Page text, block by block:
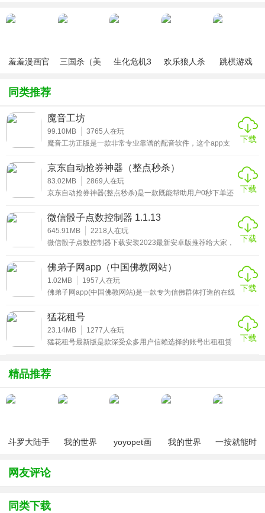
没有任何限制;
阅读全文或是离线下载;
度以及颜色背景等参数。
总结点评
这是一款既可以当做佛经播放器也可以作为文库使用的平
明白，有大师为您做深度讲解，方便理解。有需要的朋友欢
迎来佛弟子视频播放器手机版下载!
羞羞漫画官
三国杀（美
生化危机3
欢乐狼人杀
跳棋游戏
同类推荐
魔音工坊
99.10MB 3765 人在玩
魔音工坊正版是一款非常专业靠谱的配音软件，这个app支
变成不一样的声音，无论是聊天，还是配音，都变得更加轻
松。平台为你整合了各种各样的语音包资源，在线轻松配
音，再多的文字都能转成音频，使用起来更方便。
下载
京东自动抢券神器（整点秒杀）
83.02MB 2869 人在玩
京东自动抢券神器(整点秒杀)是一款既能帮助用户0秒下单还
张消费券，可以说是十分困难的。但是这款应用可以很好的
帮助用户解决这个问题，有兴趣的朋友欢迎来绿色软件下载
站体验京东自动整点抢券神器app到底有多好用吧!
下载
微信骰子点数控制器 1.1.13
645.91MB 2218 人在玩
微信骰子点数控制器下载安装2023最新安卓版推荐给大家，
这款摇骰子作弊插件用户们可在猜拳和骰子中按照设定得出
结果，自己控制骰子点数和猜拳的手势等。感兴趣的用户，
千万不要错过。
下载
佛弟子网app（中国佛教网站）
1.02MB 1957 人在玩
佛弟子网app(中国佛教网站)是一款专为信佛群体打造的在线
户更好的学习。如果你也正好需要一个可以随时进行佛号唱
诵，佛经念诵的平台的话，那就来佛弟子网app最新版官方
网站下载吧!
下载
猛花租号
23.14MB 1277 人在玩
猛花租号最新版是款深受众多用户信赖选择的账号出租租赁
上号登录十分快捷，还有超值的租号优惠活动可以享受，租
的越多送的越多，更有金牌售后全天为你保障所有订单的安
下载
精品推荐
斗罗大陆手
限钻石
我的世界
yoyopet画
我的世界
一按就能时
网友评论
同类下载